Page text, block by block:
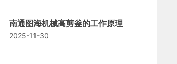
南通图海机械高剪釜的工作原理
2025-11-30